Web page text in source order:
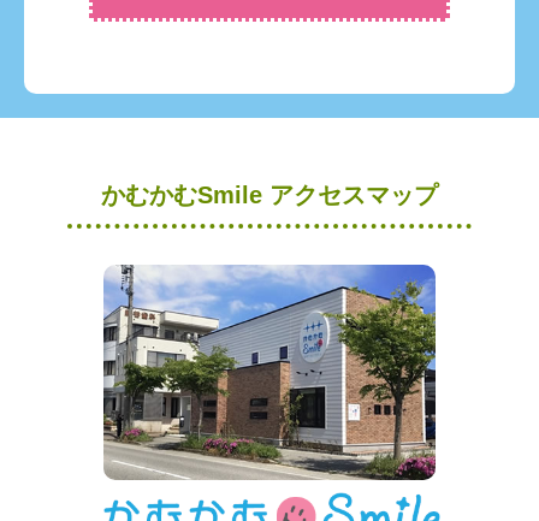
かむかむSmile アクセスマップ